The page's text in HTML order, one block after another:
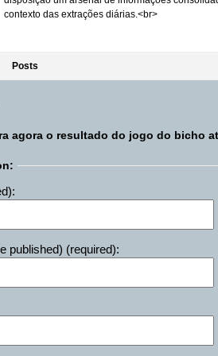
contexto das extrações diárias.<br>
Posts
agora o resultado do jogo do bicho
published) (required):